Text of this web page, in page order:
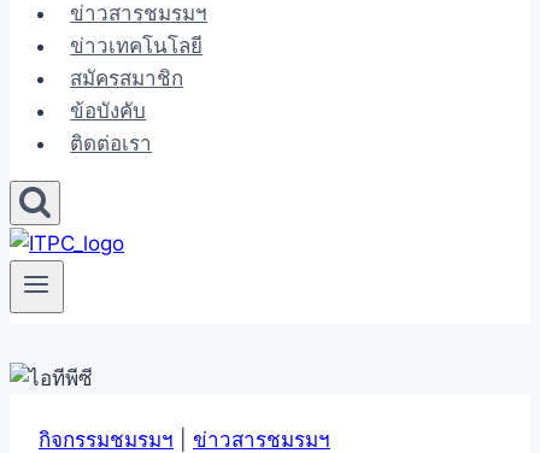
ข่าวสารชมรมฯ
ข่าวเทคโนโลยี
สมัครสมาชิก
ข้อบังคับ
ติดต่อเรา
กิจกรรมชมรมฯ ข่าวสารชมรมฯ